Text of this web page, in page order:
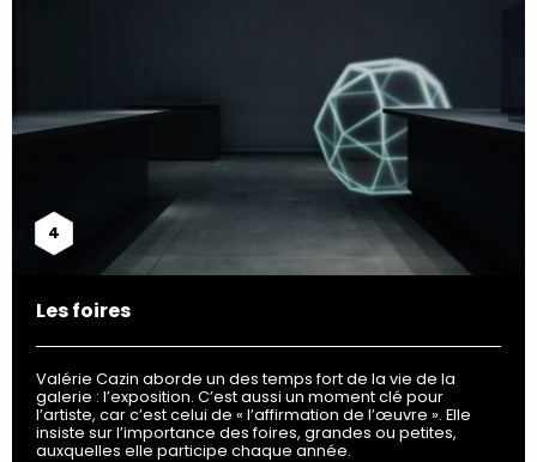
4
Les foires
Valérie Cazin aborde un des temps fort de la vie de la
galerie : l’exposition. C’est aussi un moment clé pour
l’artiste, car c’est celui de « l’affirmation de l’œuvre ». Elle
insiste sur l’importance des foires, grandes ou petites,
auxquelles elle participe chaque année.